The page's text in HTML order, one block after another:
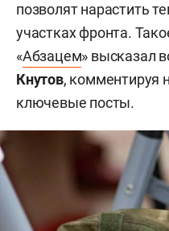
позволят нарастить
участках фронта.
«Абзацем» высказал
Кнутов, комментируя
ключевые посты.